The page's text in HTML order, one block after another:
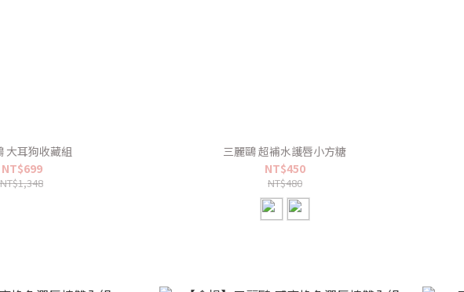
大耳狗收藏組
NT$699
NT$1,348
三麗鷗 超補水護唇小方糖
NT$450
NT$480